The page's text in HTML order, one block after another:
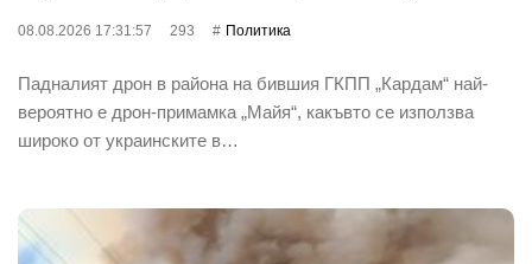
08.08.2026 17:31:57 293 Политика
Падналият дрон в района на бившия ГКПП „Кардам“ най-
вероятно е дрон-примамка „Майя“, какъвто се използва
широко от украинските в…